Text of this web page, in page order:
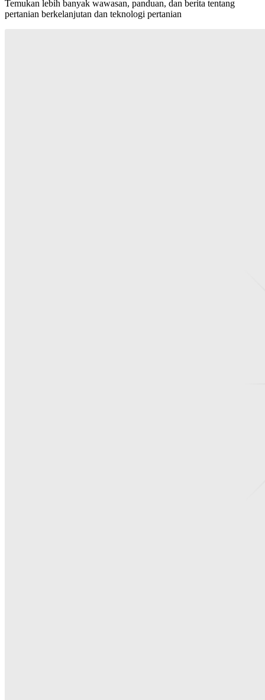
Temukan lebih banyak wawasan, panduan, dan berita tentang
pertanian berkelanjutan dan teknologi pertanian